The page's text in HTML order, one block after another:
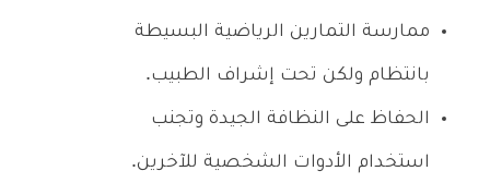
ممارسة التمارين الرياضية البسيطة
بانتظام ولكن تحت إشراف الطبيب.
الحفاظ على النظافة الجيدة وتجنب
استخدام الأدوات الشخصية للآخرين.